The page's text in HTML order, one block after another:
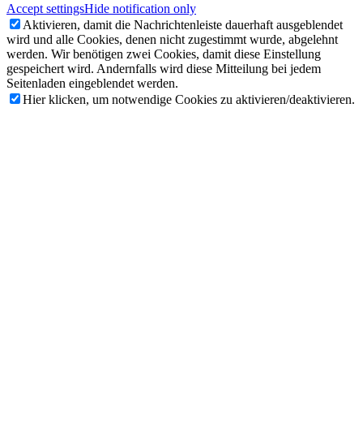
Accept settingsHide notification only
Aktivieren, damit die Nachrichtenleiste dauerhaft ausgeblendet
wird und alle Cookies, denen nicht zugestimmt wurde, abgelehnt
werden. Wir benötigen zwei Cookies, damit diese Einstellung
gespeichert wird. Andernfalls wird diese Mitteilung bei jedem
Seitenladen eingeblendet werden.
Hier klicken, um notwendige Cookies zu aktivieren/deaktivieren.